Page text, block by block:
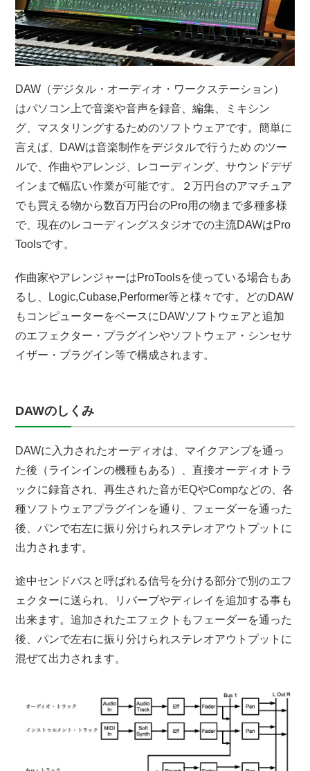
DAW（デジタル・オーディオ・ワークステーション）
はパソコン上で音楽や音声を録音、編集、ミキシン
グ、マスタリングするためのソフトウェアです。簡単に
言えば、DAWは音楽制作をデジタルで行うため のツー
ルで、作曲やアレンジ、レコーディング、サウンドデザ
インまで幅広い作業が可能です。２万円台のアマチュア
でも買える物から数百万円台のPro用の物まで多種多様
で、現在のレコーディングスタジオでの主流DAWはPro
Toolsです。
作曲家やアレンジャーはProToolsを使っている場合もあ
るし、Logic,Cubase,Performer等と様々です。どのDAW
もコンピューターをベースにDAWソフトウェアと追加
のエフェクター・プラグインやソフトウェア・シンセサ
イザー・プラグイン等で構成されます。
DAWのしくみ
DAWに入力されたオーディオは、マイクアンプを通っ
た後（ラインインの機種もある）、直接オーディオトラ
ックに録音され、再生された音がEQやCompなどの、各
種ソフトウェアプラグインを通り、フェーダーを通った
後、パンで右左に振り分けられステレオアウトプットに
出力されます。
途中センドバスと呼ばれる信号を分ける部分で別のエフ
ェクターに送られ、リバーブやディレイを追加する事も
出来ます。追加されたエフェクトもフェーダーを通った
後、パンで左右に振り分けられステレオアウトプットに
混ぜて出力されます。